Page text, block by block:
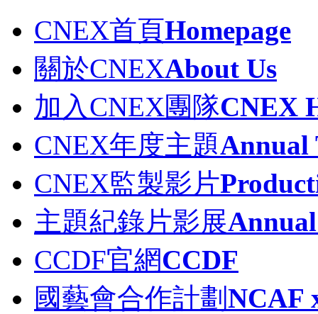
CNEX首頁Homepage
關於CNEXAbout Us
加入CNEX團隊CNEX
CNEX年度主題Annual
CNEX監製影片
主題紀錄片影展
CCDF官網CCDF
國藝會合作計劃 NCAF